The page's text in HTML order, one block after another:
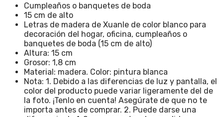
Cumpleaños o banquetes de boda
15 cm de alto
Letras de madera de Xuanle de color blanco para
decoración del hogar, oficina, cumpleaños o
banquetes de boda (15 cm de alto)
Altura: 15 cm
Grosor: 1,8 cm
Material: madera. Color: pintura blanca
Nota: 1. Debido a las diferencias de luz y pantalla, el
color del producto puede variar ligeramente del de
la foto. ¡Tenlo en cuenta! Asegúrate de que no te
importa antes de comprar. 2. Puede darse una